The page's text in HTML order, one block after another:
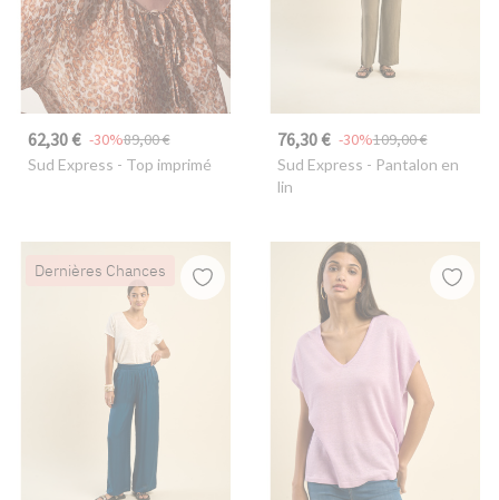
62,30 € 89,00 €
-30%
Sud Express - Top imprimé
76,30 € 109,00 €
-30%
Sud Express - Pantalon en
lin
Dernières Chances